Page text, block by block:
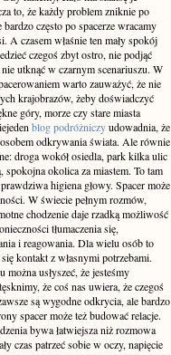
to, że każdy problem zniknie po
często po spacerze wracamy
A czasem właśnie ten mały spokój
czegoś zbyt ostro, nie podjąć
utknąć w czarnym scenariuszu. W
warto zauważyć, że nie
krajobrazów, żeby doświadczyć
góry, morze czy stare miasta
blog podróżniczyudowadnia, że
odkrywania świata. Ale równie
droga wokół osiedla, park kilka ulic
spokojna okolica za miastem. To tam
higiena głowy. Spacer może
W świecie pełnym rozmów,
chodzenie daje rzadką możliwość
tłumaczenia się,
i reagowania. Dla wielu osób to
kontakt z własnymi potrzebami.
usłyszeć, że jesteśmy
że coś nas uwiera, że czegoś
są wygodne odkrycia, ale bardzo
spacer może też budować relacje.
bywa łatwiejsza niż rozmowa
czas patrzeć sobie w oczy, napięcie